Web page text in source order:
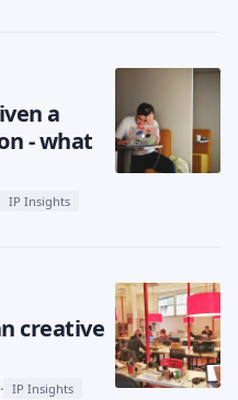
a
- what
IP Insights
creative
· IP Insights